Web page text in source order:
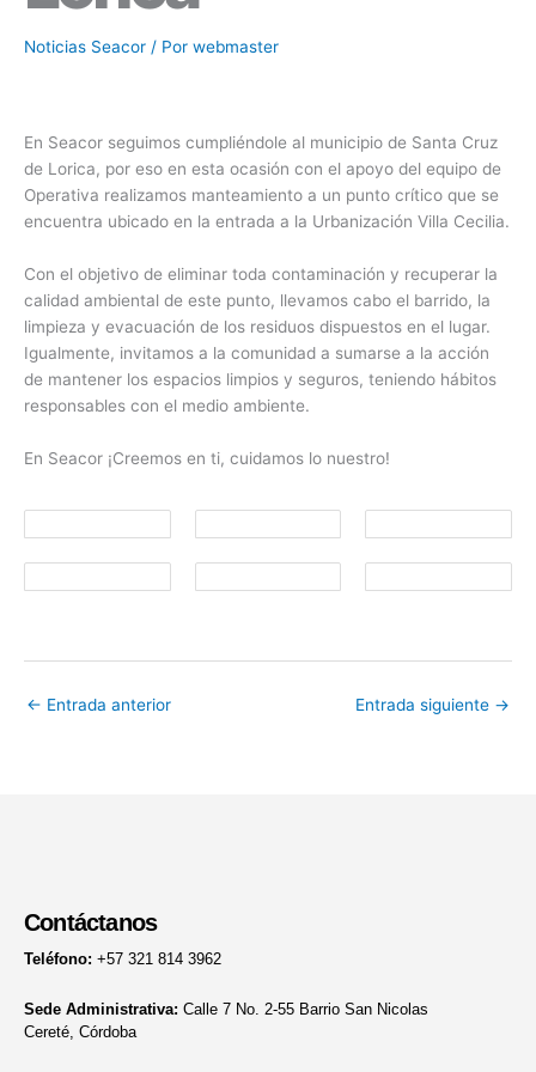
Noticias Seacor / Por webmaster
En Seacor seguimos cumpliéndole al municipio de Santa Cruz
de Lorica, por eso en esta ocasión con el apoyo del equipo de
Operativa realizamos manteamiento a un punto crítico que se
encuentra ubicado en la entrada a la Urbanización Villa Cecilia.
Con el objetivo de eliminar toda contaminación y recuperar la
calidad ambiental de este punto, llevamos cabo el barrido, la
limpieza y evacuación de los residuos dispuestos en el lugar.
Igualmente, invitamos a la comunidad a sumarse a la acción
de mantener los espacios limpios y seguros, teniendo hábitos
responsables con el medio ambiente.
En Seacor ¡Creemos en ti, cuidamos lo nuestro!
← Entrada anterior Entrada siguiente →
Contáctanos
Teléfono: +57 321 814 3962
Sede Administrativa: Calle 7 No. 2-55 Barrio San Nicolas
Cereté, Córdoba